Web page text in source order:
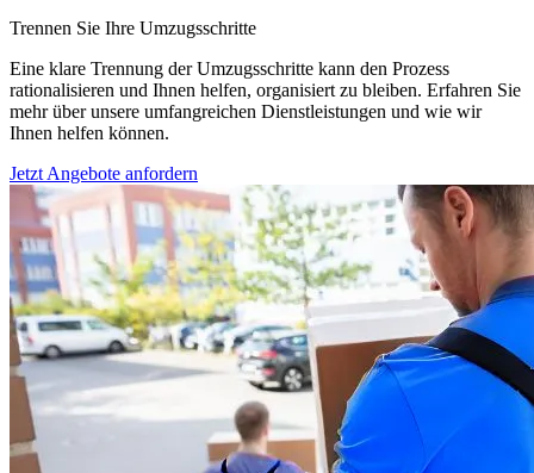
Trennen Sie Ihre Umzugsschritte
Eine klare Trennung der Umzugsschritte kann den Prozess
rationalisieren und Ihnen helfen, organisiert zu bleiben. Erfahren Sie
mehr über unsere umfangreichen Dienstleistungen und wie wir
Ihnen helfen können.
Jetzt Angebote anfordern